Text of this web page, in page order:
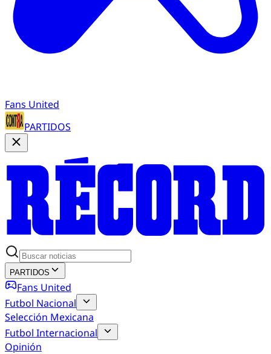
Fans United
PARTIDOS
PARTIDOS
Fans United
Futbol Nacional
Selección Mexicana
Futbol Internacional
Opinión